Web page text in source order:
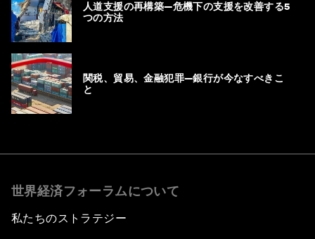
人道支援の再構築―危機下の支援を改善する5
つの方法
関税、貿易、金融犯罪―銀行が今なすべきこ
と
世界経済フォーラムについて
私たちのストラテジー